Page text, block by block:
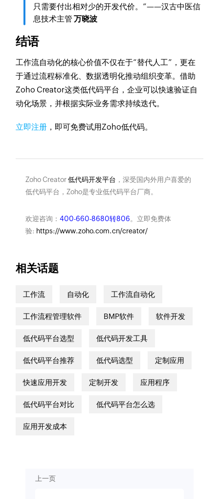
只需要付出相对少的开发代价。”——汉古中医信
息技术主管万晓波
结语​
工作流自动化的核心价值不仅在于“替代人工”，更在
于通过流程标准化、数据透明化推动组织变革。借助
Zoho Creator这类低代码平台，企业可以快速验证自
动化场景，并根据实际业务需求持续迭代。
立即注册 ，即可免费试用Zoho低代码。
Zoho Creator低代码开发平台 ，深受国内外用户喜爱的
低代码平台，Zoho是专业低代码平台厂商。
欢迎咨询： 400-660-8680转806。立即免费体
验: https://www.zoho.com.cn/creator/
相关话题
工作流 自动化 工作流自动化
工作流程管理软件 BMP软件 软件开发
低代码平台选型 低代码开发工具
低代码平台推荐 低代码选型 定制应用
快速应用开发 定制开发 应用程序
低代码平台对比 低代码平台怎么选
应用开发成本
上一页